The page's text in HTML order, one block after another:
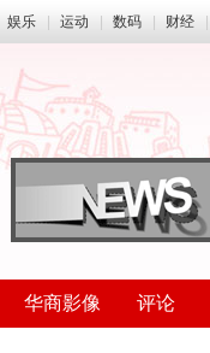
娱乐 运动 数码 财经
华商影像 评论